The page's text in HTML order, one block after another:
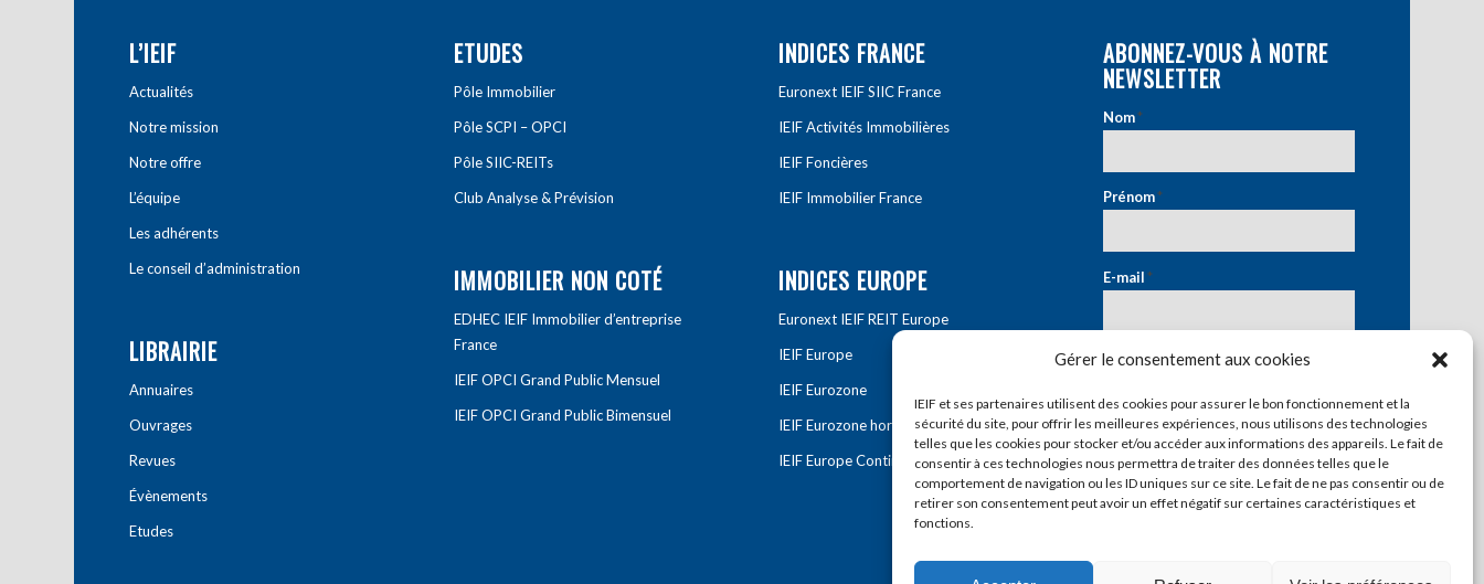
Gérer le consentement aux cookies
IEIF et ses partenaires utilisent des cookies pour assurer le bon fonctionnement et la
sécurité du site, pour offrir les meilleures expériences, nous utilisons des technologies
telles que les cookies pour stocker et/ou accéder aux informations des appareils. Le fait de
consentir à ces technologies nous permettra de traiter des données telles que le
comportement de navigation ou les ID uniques sur ce site. Le fait de ne pas consentir ou de
retirer son consentement peut avoir un effet négatif sur certaines caractéristiques et
fonctions.
L’IEIF
Actualités
Notre mission
Notre offre
L’équipe
Les adhérents
Le conseil d’administration
LIBRAIRIE
Annuaires
Ouvrages
Revues
Évènements
Etudes
ETUDES
Pôle Immobilier
Pôle SCPI – OPCI
Pôle SIIC-REITs
Club Analyse & Prévision
IMMOBILIER NON COTÉ
EDHEC IEIF Immobilier d’entreprise
France
IEIF OPCI Grand Public Mensuel
IEIF OPCI Grand Public Bimensuel
INDICES FRANCE
Euronext IEIF SIIC France
IEIF Activités Immobilières
IEIF Foncières
IEIF Immobilier France
INDICES EUROPE
Euronext IEIF REIT Europe
IEIF Europe
IEIF Eurozone
IEIF Eurozone hors France
IEIF Europe Continentale
ABONNEZ-VOUS À NOTRE
NEWSLETTER
Nom*
Prénom*
E-mail*